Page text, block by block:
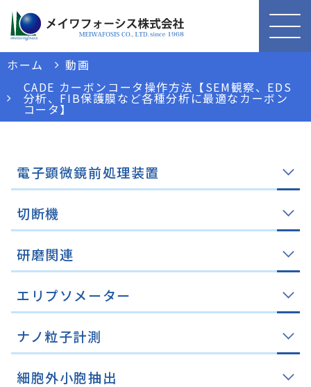
ホーム
動画
CADE カーボンコータ操作方法【SEM観察、EDS
分析、FIB保護膜など各種分析に最適なカーボン
コータ】
電子顕微鏡前処理装置
切断機
研磨関連
エリプソメーター
ナノ粒子計測
細胞外小胞抽出